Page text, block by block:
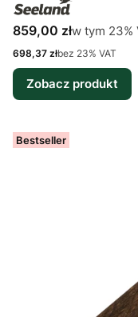
Cena brutto
859,00 złw tym %s
w tym 23%
Cena netto
698,37 złbez 23% VAT
Zobacz produkt
Bestseller